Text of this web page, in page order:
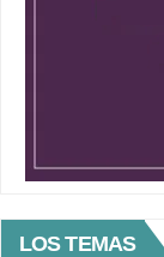
LOS TEMAS